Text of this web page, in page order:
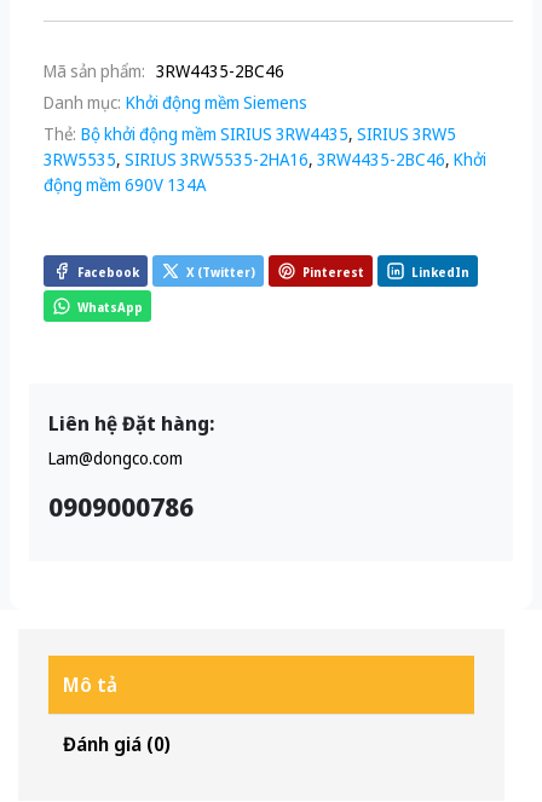
Mã sản phẩm: 3RW4435-2BC46
Danh mục: Khởi động mềm Siemens
Thẻ: Bộ khởi động mềm SIRIUS 3RW4435, SIRIUS 3RW5
3RW5535, SIRIUS 3RW5535-2HA16, 3RW4435-2BC46, Khởi
động mềm 690V 134A
Facebook X (Twitter) Pinterest LinkedIn
WhatsApp
Liên hệ Đặt hàng:
Lam@dongco.com
0909000786
Mô tả
Đánh giá (0)